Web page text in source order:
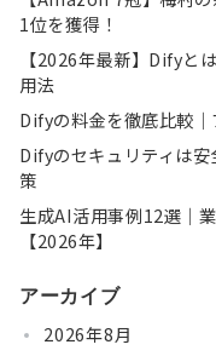
1位を獲得！
【2026年最新】Difyと
用法
Difyの料金を徹底比較
Difyのセキュリティは
策
生成AI活用事例12選｜
【2026年】
アーカイブ
2026年8月